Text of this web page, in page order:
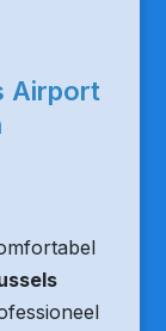
Airport